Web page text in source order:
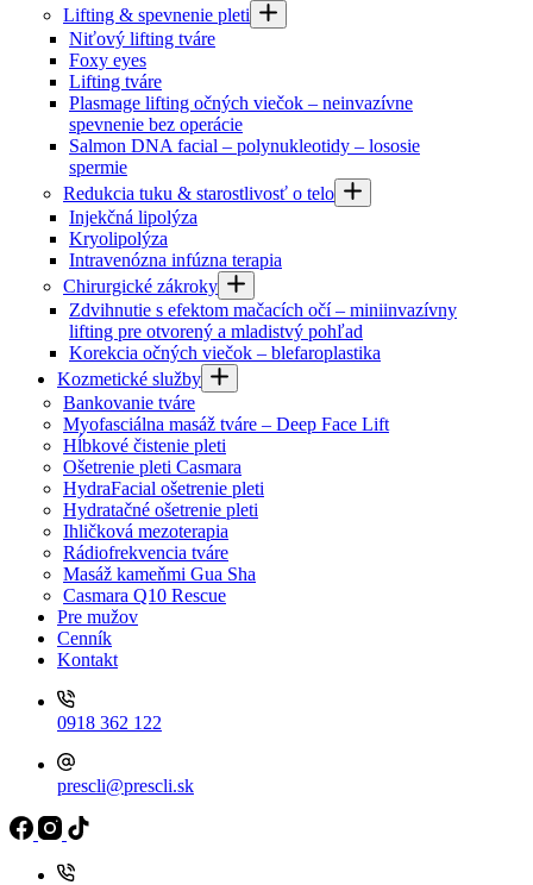
Lifting & spevnenie pleti
Niťový lifting tváre
Foxy eyes
Lifting tváre
Plasmage lifting očných viečok – neinvazívne
spevnenie bez operácie
Salmon DNA facial – polynukleotidy – lososie
spermie
Redukcia tuku & starostlivosť o telo
Injekčná lipolýza
Kryolipolýza
Intravenózna infúzna terapia
Chirurgické zákroky
Zdvihnutie s efektom mačacích očí – miniinvazívny
lifting pre otvorený a mladistvý pohľad
Korekcia očných viečok – blefaroplastika
Kozmetické služby
Bankovanie tváre
Myofasciálna masáž tváre – Deep Face Lift
Hĺbkové čistenie pleti
Ošetrenie pleti Casmara
HydraFacial ošetrenie pleti
Hydratačné ošetrenie pleti
Ihličková mezoterapia
Rádiofrekvencia tváre
Masáž kameňmi Gua Sha
Casmara Q10 Rescue
Pre mužov
Cenník
Kontakt
0918 362 122
prescli@prescli.sk